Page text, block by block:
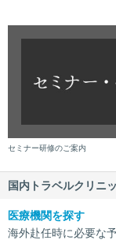
セミナー研修のご案内
国内トラベルクリニ
医療機関を探す
海外赴任時に必要な